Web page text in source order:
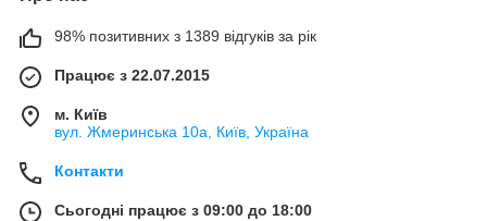
98% позитивних з 1389 відгуків за рік
Працює з 22.07.2015
м. Київ
вул. Жмеринська 10а, Київ, Україна
Контакти
Сьогодні працює з 09:00 до 18:00